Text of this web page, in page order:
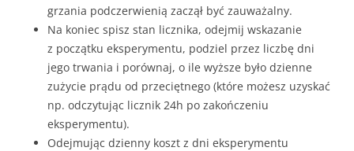
grzania podczerwienią zaczął być zauważalny.
Na koniec spisz stan licznika, odejmij wskazanie
z początku eksperymentu, podziel przez liczbę dni
jego trwania i porównaj, o ile wyższe było dzienne
zużycie prądu od przeciętnego (które możesz uzyskać
np. odczytując licznik 24h po zakończeniu
eksperymentu).
Odejmując dzienny koszt z dni eksperymentu